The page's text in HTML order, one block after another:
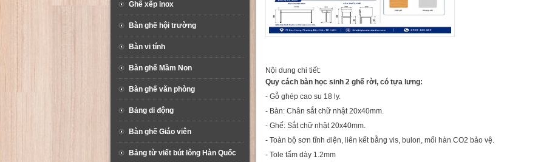
Ghế xếp inox
Bàn ghế hội trường
Bàn vi tính
Bàn ghế Mầm Non
Bàn ghế văn phòng
Bảng di động
Bàn ghế Giáo viên
Bảng từ viết bút lông Hàn Quốc
Nội dung chi tiết:
Quy cách bàn học sinh 2 ghế rời, có tựa lưng:
- Gỗ ghép cao su 18 ly.
- Bàn: Chân sắt chữ nhật 20x40mm.
- Ghế: Sắt chữ nhật 20x40mm.
- Toàn bộ sơn tĩnh điện, liên kết bằng vis, bulon, mối hàn CO2 bảo vệ.
- Tole tấm dày 1.2mm